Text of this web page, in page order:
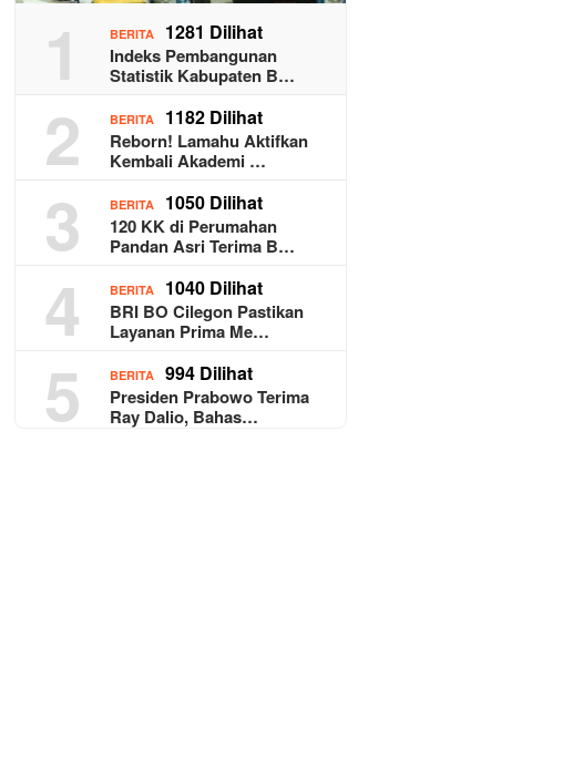
1 BERITA 1281 Dilihat
Indeks Pembangunan
Statistik Kabupaten B…
2 BERITA 1182 Dilihat
Reborn! Lamahu Aktifkan
Kembali Akademi …
3 BERITA 1050 Dilihat
120 KK di Perumahan
Pandan Asri Terima B…
4 BERITA 1040 Dilihat
BRI BO Cilegon Pastikan
Layanan Prima Me…
5 BERITA 994 Dilihat
Presiden Prabowo Terima
Ray Dalio, Bahas…